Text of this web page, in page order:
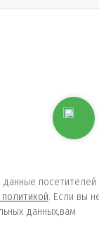
посетителей
. Если вы
данных,вам